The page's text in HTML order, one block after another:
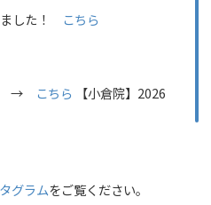
した！ こちら
→ こちら
【小倉院】2026
グラムをご覧ください。